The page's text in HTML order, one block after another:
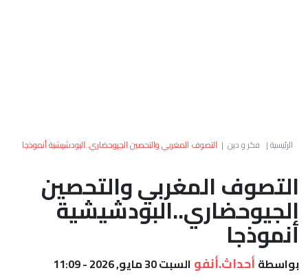
العالم
أعمدة
الصحراء
الرئيسية| فكر و دين | التصوف المغربي والتحصين الجيوحضاري..البودشيشية أنموذجا
التصوف المغربي والتحصين
الجيوحضاري..البودشيشية
أنموذجا
بواسطة أحداث.أنفو السبت 30 مايو, 2026 - 11:09